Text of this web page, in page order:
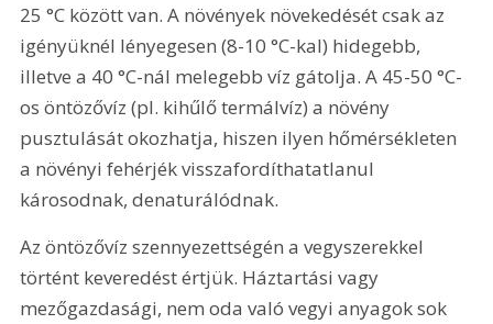
25 °C között van. A növények növekedését csak az
igényüknél lényegesen (8-10 °C-kal) hidegebb,
illetve a 40 °C-nál melegebb víz gátolja. A 45-50 °C-
os öntözővíz (pl. kihűlő termálvíz) a növény
pusztulását okozhatja, hiszen ilyen hőmérsékleten
a növényi fehérjék visszafordíthatatlanul
károsodnak, denaturálódnak.
Az öntözővíz szennyezettségén a vegyszerekkel
történt keveredést értjük. Háztartási vagy
mezőgazdasági, nem oda való vegyi anyagok sok